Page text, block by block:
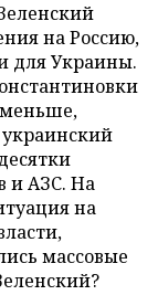
на Россию,
для Украины.
и АЗС. На
на
массовые